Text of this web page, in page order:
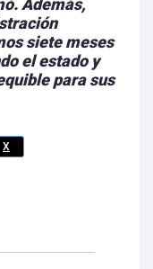
Además,
siete meses
el estado y
para sus
X